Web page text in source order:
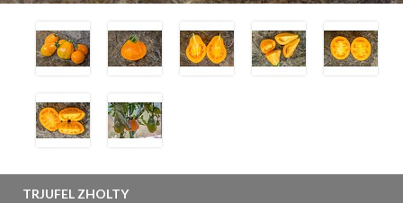
TRJUFEL ZHOLTY